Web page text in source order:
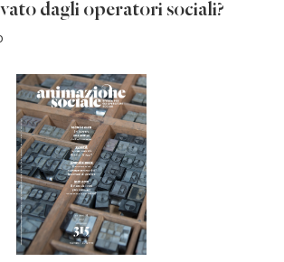
dagli operatori sociali?